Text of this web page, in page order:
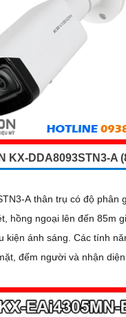
KX-DDA8093STN3-A
A thân trụ có độ phân
hồng ngoại lên đến 85m
Các tính năng thông minh
đếm người và nhận
IP67, IK10 và hỗ trợ PoE,